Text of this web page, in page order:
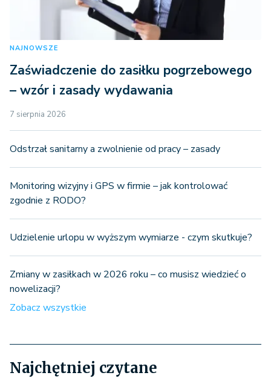
NAJNOWSZE
Zaświadczenie do zasiłku pogrzebowego
– wzór i zasady wydawania
7 sierpnia 2026
Odstrzał sanitarny a zwolnienie od pracy – zasady
Monitoring wizyjny i GPS w firmie – jak kontrolować
zgodnie z RODO?
Udzielenie urlopu w wyższym wymiarze - czym skutkuje?
Zmiany w zasiłkach w 2026 roku – co musisz wiedzieć o
nowelizacji?
Zobacz wszystkie
Najchętniej czytane